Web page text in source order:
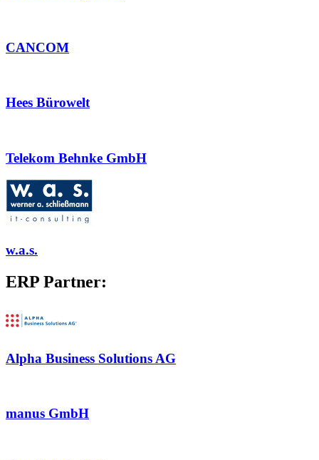
CANCOM
Hees Bürowelt
Telekom Behnke GmbH
w.a.s.
ERP Partner:
Alpha Business Solutions AG
manus GmbH